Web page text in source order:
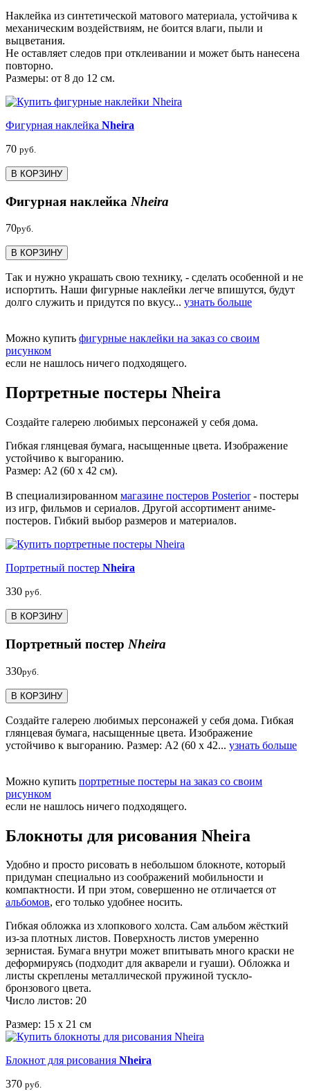
Наклейка из синтетической матового материала, устойчива к
механическим воздействиям, не боится влаги, пыли и
выцветания.
Не оставляет следов при отклеивании и может быть нанесена
повторно.
Размеры: от 8 до 12 см.
Фигурная наклейка Nheira
70 руб.
В КОРЗИНУ
Фигурная наклейка Nheira
70руб.
В КОРЗИНУ
Так и нужно украшать свою технику, - сделать особенной и не
испортить. Наши фигурные наклейки легче впишутся, будут
долго служить и придутся по вкусу... узнать больше
Можно купить фигурные наклейки на заказ со своим
рисунком
если не нашлось ничего подходящего.
Портретные постеры Nheira
Создайте галерею любимых персонажей у себя дома.
Гибкая глянцевая бумага, насыщенные цвета. Изображение
устойчиво к выгоранию.
Размер: А2 (60 х 42 см).
В специализированном магазине постеров Posterior- постеры
из игр, фильмов и сериалов. Другой ассортимент аниме-
постеров. Гибкий выбор размеров и материалов.
Портретный постер Nheira
330 руб.
В КОРЗИНУ
Портретный постер Nheira
330руб.
В КОРЗИНУ
Создайте галерею любимых персонажей у себя дома. Гибкая
глянцевая бумага, насыщенные цвета. Изображение
устойчиво к выгоранию. Размер: А2 (60 х 42... узнать больше
Можно купить портретные постеры на заказ со своим
рисунком
если не нашлось ничего подходящего.
Блокноты для рисования Nheira
Удобно и просто рисовать в небольшом блокноте, который
придуман специально из соображений мобильности и
компактности. И при этом, совершенно не отличается от
альбомов, его только удобнее носить.
Гибкая обложка из хлопкового холста. Сам альбом жёсткий
из-за плотных листов. Поверхность листов умеренно
зернистая. Бумага внутри может впитывать много краски не
деформируясь (подходит для акварели и гуаши). Обложка и
листы скреплены металлической пружиной тускло-
бронзового цвета.
Число листов: 20
Размер: 15 х 21 см
Блокнот для рисования Nheira
370 руб.